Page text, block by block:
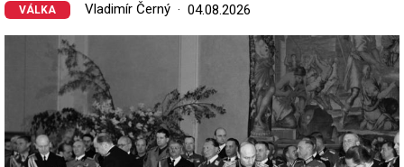
VÁLKA Vladimír Černý 04.08.2026